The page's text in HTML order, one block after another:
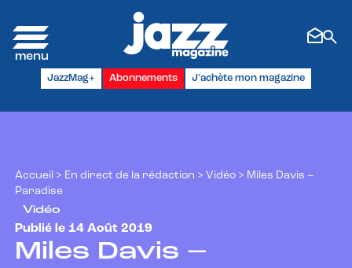
JazzMag+ Abonnements J'achète mon magazine
Accueil > En direct de la rédaction > Vidéo > Miles Davis –
Paradise
Vidéo
Publié le 14 Août 2019
Miles Davis –